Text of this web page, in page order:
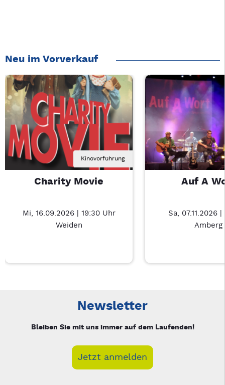
Neu im Vorverkauf
Kinovorführung
Charity Movie
Mi, 16.09.2026 | 19:30 Uhr
Weiden
Auf A
Sa, 07.11.2026
Amberg
Newsletter
Bleiben Sie mit uns immer auf dem Laufenden!
Jetzt anmelden